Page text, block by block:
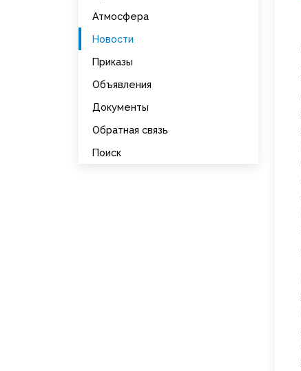
Атмосфера
Новости
Приказы
Объявления
Документы
Обратная связь
Поиск